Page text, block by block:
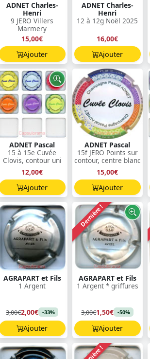
ADNET Charles-
Henri
9 JERO Villers
Marmery
15,00€
Ajouter
ADNET Charles-
Henri
12 à 12g Noël 2025
16,00€
Ajouter
ADNET Pascal
15 à 15e Cuvée
Clovis, contour uni
12,00€
Ajouter
ADNET Pascal
15f JERO Points sur
contour, centre blanc
15,00€
Ajouter
AGRAPART et Fils
1 Argent
3,00€2,00€ -33%
Ajouter
Dernière !
AGRAPART et Fils
1 Argent * griffures
3,00€1,50€ -50%
Ajouter